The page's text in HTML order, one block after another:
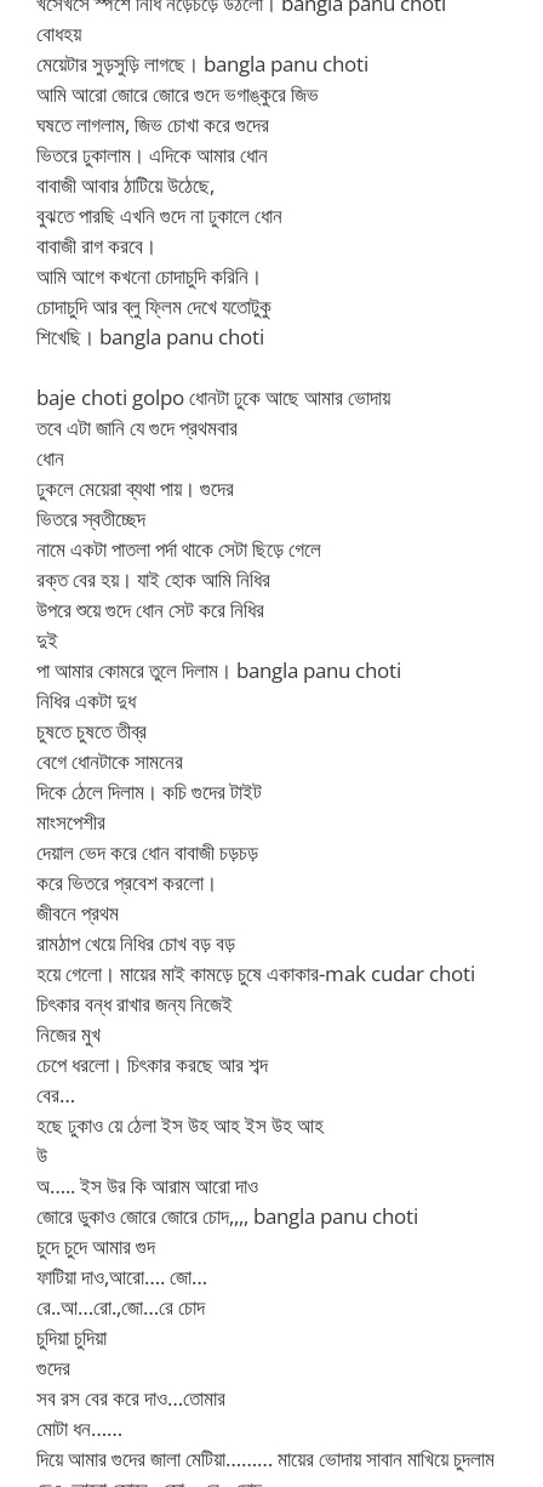
বোধহয়
মেয়েটার সুড়সুড়ি লাগছে। bangla panu choti
আমি আরো জোরে জোরে গুদে ভগাঙ্কুরে জিভ
ঘষতে লাগলাম, জিভ চোখা করে গুদের
ভিতরে ঢুকালাম। এদিকে আমার ধোন
বাবাজী আবার ঠাটিয়ে উঠেছে,
বুঝতে পারছি এখনি গুদে না ঢুকালে ধোন
বাবাজী রাগ করবে।
আমি আগে কখনো চোদাচুদি করিনি।
চোদাচুদি আর ব্লু ফ্লিম দেখে যতোটুকু
শিখেছি। bangla panu choti
baje choti golpo ধোনটা ঢুকে আছে আমার ভোদায়
তবে এটা জানি যে গুদে প্রথমবার
ধোন
ঢুকলে মেয়েরা ব্যথা পায়। গুদের
ভিতরে স্বতীচ্ছেদ
নামে একটা পাতলা পর্দা থাকে সেটা ছিড়ে গেলে
রক্ত বের হয়। যাই হোক আমি নিধির
উপরে শুয়ে গুদে ধোন সেট করে নিধির
দুই
পা আমার কোমরে তুলে দিলাম। bangla panu choti
নিধির একটা দুধ
চুষতে চুষতে তীব্র
বেগে ধোনটাকে সামনের
দিকে ঠেলে দিলাম। কচি গুদের টাইট
মাংসপেশীর
দেয়াল ভেদ করে ধোন বাবাজী চড়চড়
করে ভিতরে প্রবেশ করলো।
জীবনে প্রথম
রামঠাপ খেয়ে নিধির চোখ বড় বড়
হয়ে গেলো। মায়ের মাই কামড়ে চুষে একাকার-mak cudar choti
চিৎকার বন্ধ রাখার জন্য নিজেই
নিজের মুখ
চেপে ধরলো। চিৎকার করছে আর শব্দ
বের…
হছে ঢুকাও য়ে ঠেলা ইস উহ আহ ইস উহ আহ
উ
অ….. ইস উর কি আরাম আরো দাও
জোরে ডুকাও জোরে জোরে চোদ,,,, bangla panu choti
চুদে চুদে আমার গুদ
ফাটিয়া দাও,আরো…. জো…
রে..আ…রো.,জো…রে চোদ
চুদিয়া চুদিয়া
গুদের
সব রস বের করে দাও…তোমার
মোটা ধন……
দিয়ে আমার গুদের জালা মেটিয়া……… মায়ের ভোদায় সাবান মাখিয়ে চুদলাম